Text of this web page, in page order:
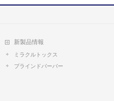
新製品情報
ミラクルトックス
ブラインドバーバー